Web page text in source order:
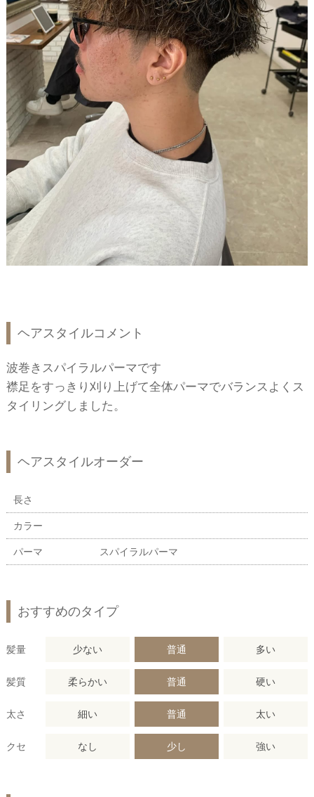
ヘアスタイルコメント
波巻きスパイラルパーマです
襟足をすっきり刈り上げて全体パーマでバランスよくス
タイリングしました。
ヘアスタイルオーダー
長さ
カラー
パーマ スパイラルパーマ
おすすめのタイプ
髪量 少ない 普通 多い
髪質 柔らかい 普通 硬い
太さ 細い 普通 太い
クセ なし 少し 強い